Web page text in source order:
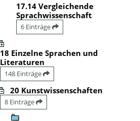
17.14 Vergleichende
Sprachwissenschaft
6 Einträge
18 Einzelne Sprachen und
Literaturen
148 Einträge
20 Kunstwissenschaften
8 Einträge